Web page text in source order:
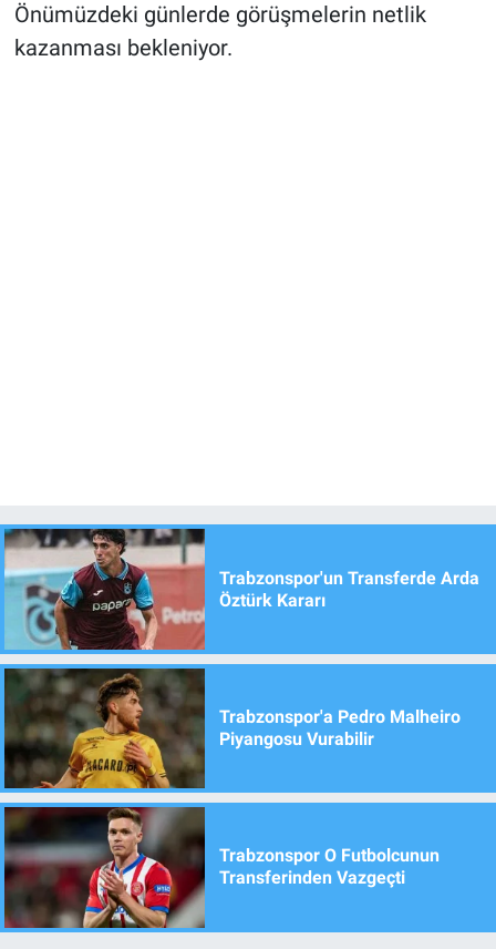
Önümüzdeki günlerde görüşmelerin netlik
kazanması bekleniyor.
Trabzonspor'un Transferde Arda
Öztürk Kararı
Trabzonspor'a Pedro Malheiro
Piyangosu Vurabilir
Trabzonspor O Futbolcunun
Transferinden Vazgeçti